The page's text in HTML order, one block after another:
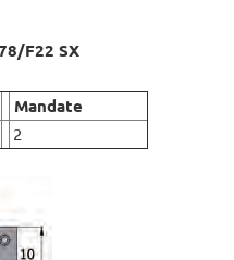
F22 SX
Mandate
2